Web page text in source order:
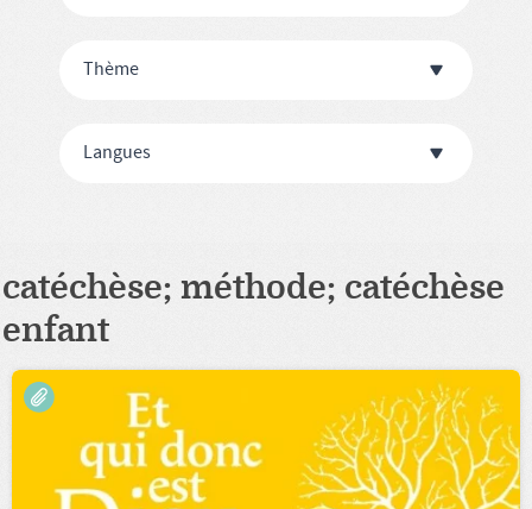
Thème
Langues
catéchèse; méthode; catéchèse
enfant